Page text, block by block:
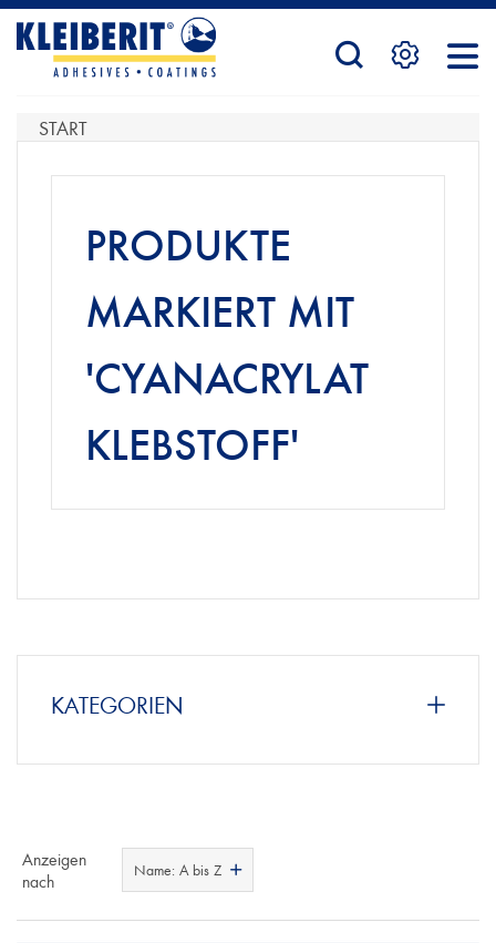
STARTSEITE
PRODUKTE
START
PRODUKTE
MARKIERT MIT
'CYANACRYLAT
KLEBSTOFF'
KATEGORIEN
Anzeigen
nach
Name: A bis Z